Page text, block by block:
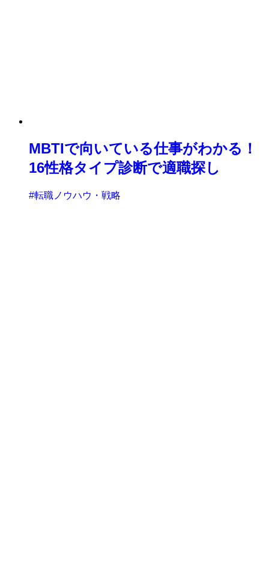
MBTIで向いている仕事がわかる！
16性格タイプ診断で適職探し
#転職ノウハウ・戦略